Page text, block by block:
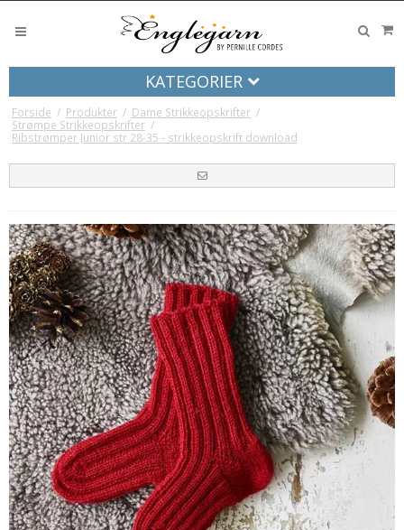
KATEGORIER
Forside / Produkter / Dame Strikkeopskrifter /
Strømpe Strikkeopskrifter /
Ribstrømper Junior str 28-35 - strikkeopskrift download